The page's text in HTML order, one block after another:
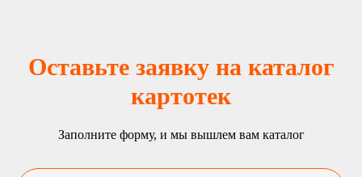
Оставьте заявку на каталог
картотек
Заполните форму, и мы вышлем вам каталог